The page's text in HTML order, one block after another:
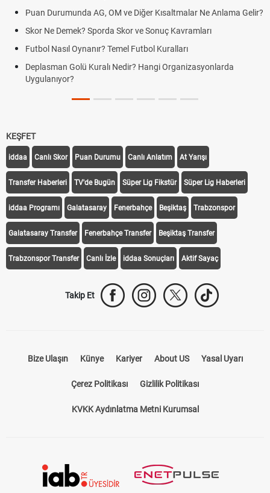
Puan Durumunda AG, OM ve Diğer Kısaltmalar Ne Anlama Gelir?
Skor Ne Demek? Sporda Skor ve Sonuç Kavramları
Futbol Nasıl Oynanır? Temel Futbol Kuralları
Deplasman Golü Kuralı Nedir? Hangi Organizasyonlarda
Uygulanıyor?
KEŞFET
iddaa Canlı Skor Puan Durumu Canlı Anlatım At Yarışı
Transfer Haberleri TV'de Bugün Süper Lig Fikstür Süper Lig Haberleri
iddaa Programı Galatasaray Fenerbahçe Beşiktaş Trabzonspor
Galatasaray Transfer Fenerbahçe Transfer Beşiktaş Transfer
Trabzonspor Transfer Canlı İzle iddaa Sonuçları Aktif Sayaç
Takip Et
Bize Ulaşın Künye Kariyer About US Yasal Uyarı
Çerez Politikası Gizlilik Politikası
KVKK Aydınlatma Metni Kurumsal